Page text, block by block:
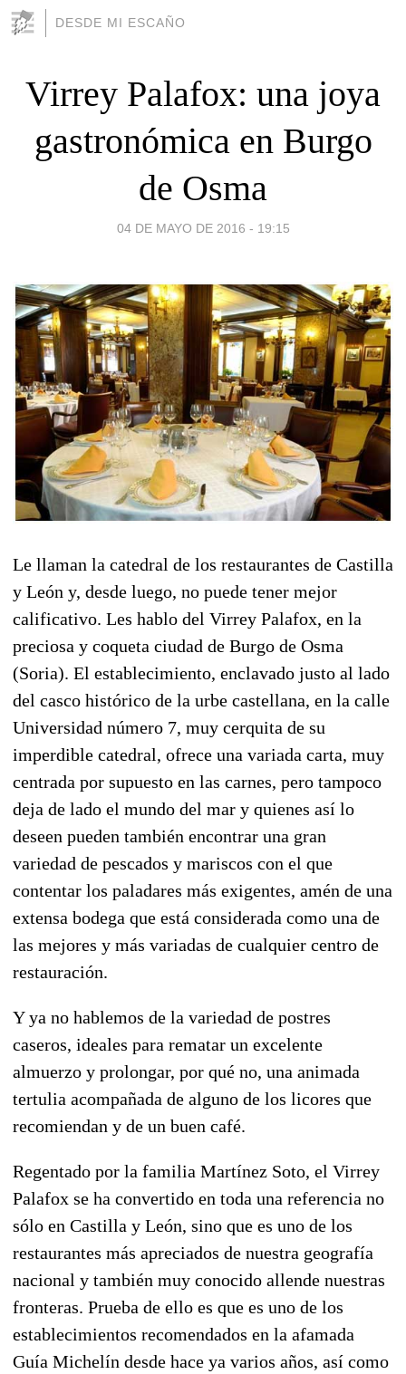
DESDE MI ESCAÑO
Virrey Palafox: una joya
gastronómica en Burgo
de Osma
04 DE MAYO DE 2016 - 19:15
Le llaman la catedral de los restaurantes de Castilla
y León y, desde luego, no puede tener mejor
calificativo. Les hablo del Virrey Palafox, en la
preciosa y coqueta ciudad de Burgo de Osma
(Soria). El establecimiento, enclavado justo al lado
del casco histórico de la urbe castellana, en la calle
Universidad número 7, muy cerquita de su
imperdible catedral, ofrece una variada carta, muy
centrada por supuesto en las carnes, pero tampoco
deja de lado el mundo del mar y quienes así lo
deseen pueden también encontrar una gran
variedad de pescados y mariscos con el que
contentar los paladares más exigentes, amén de una
extensa bodega que está considerada como una de
las mejores y más variadas de cualquier centro de
restauración.
Y ya no hablemos de la variedad de postres
caseros, ideales para rematar un excelente
almuerzo y prolongar, por qué no, una animada
tertulia acompañada de alguno de los licores que
recomiendan y de un buen café.
Regentado por la familia Martínez Soto, el Virrey
Palafox se ha convertido en toda una referencia no
sólo en Castilla y León, sino que es uno de los
restaurantes más apreciados de nuestra geografía
nacional y también muy conocido allende nuestras
fronteras. Prueba de ello es que es uno de los
establecimientos recomendados en la afamada
Guía Michelín desde hace ya varios años, así como